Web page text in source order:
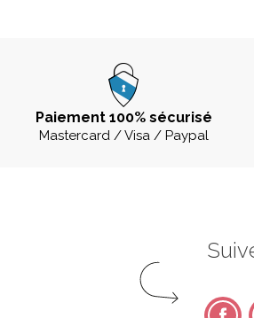
Paiement 100% sécurisé
Mastercard / Visa / Paypal